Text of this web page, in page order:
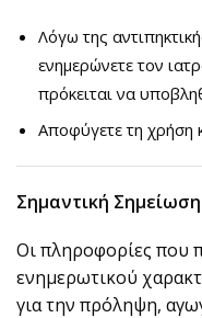
Λόγω της
ενημερώνετε τον
πρόκειται να
Αποφύγετε τη χρήση
Σημαντική
Οι πληροφορίες που
ενημερωτικού
για την πρόληψη,